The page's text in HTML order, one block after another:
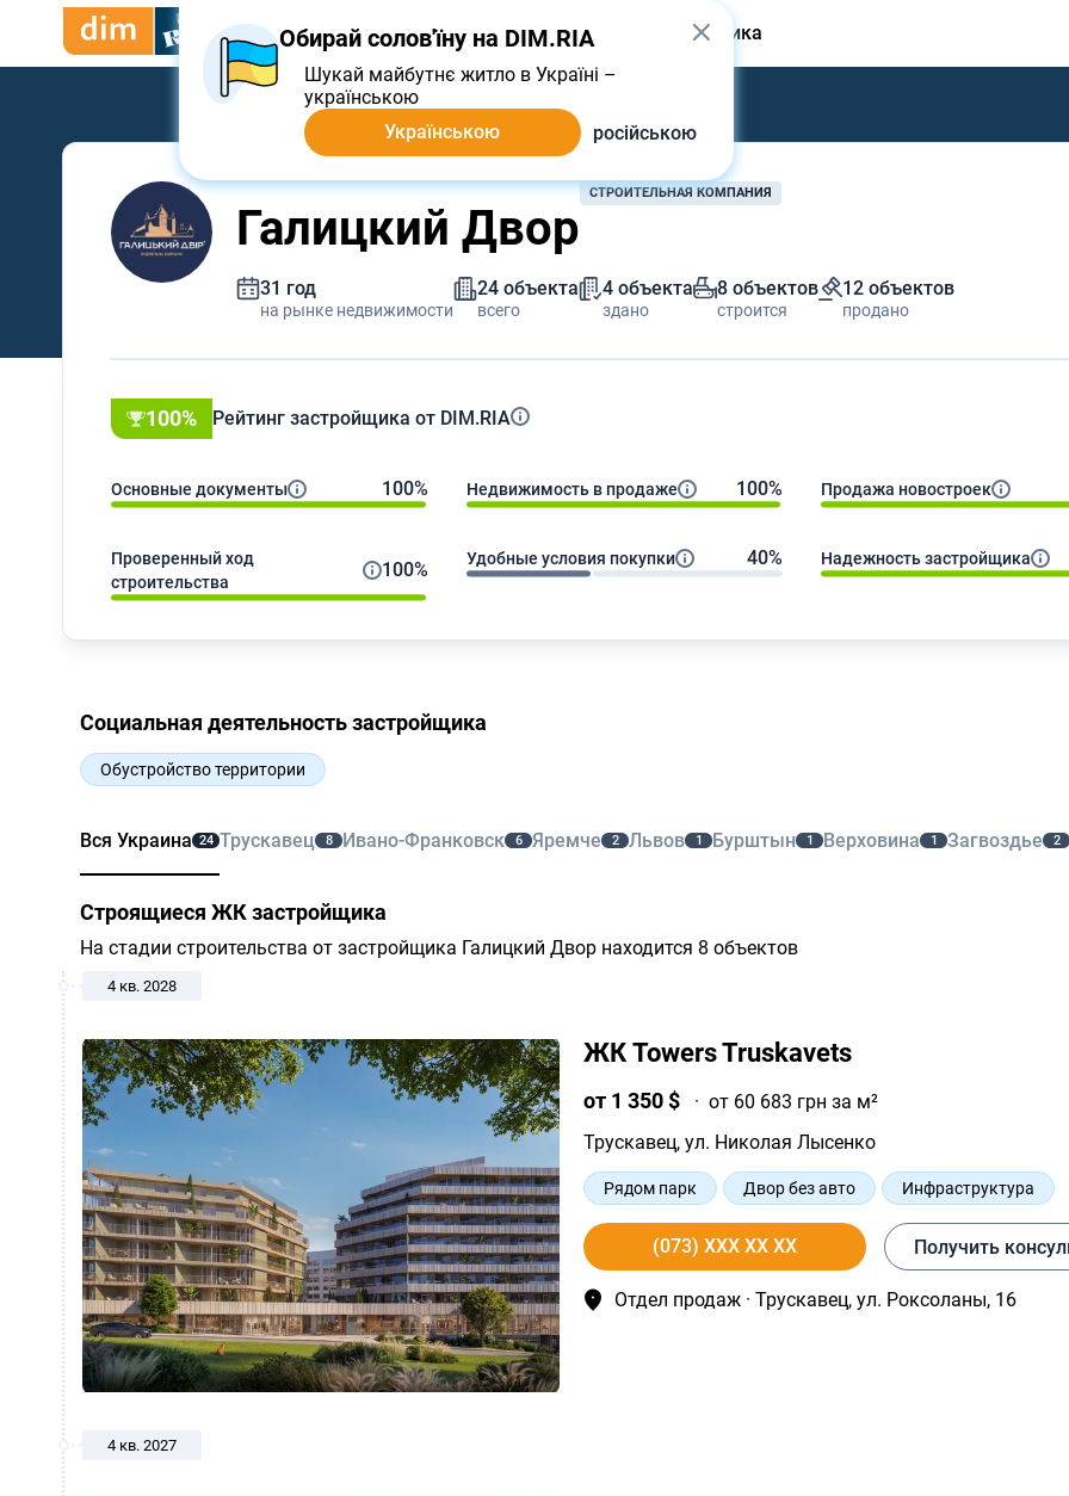
Купить Арендовать Продать От застройщика
Галицкий Двор
СТРОИТЕЛЬНАЯ КОМПАНИЯ
31 год
на рынке недвижимости
24 объекта
всего
4 объекта
здано
8 объектов
строится
12 объектов
продано
100% Рейтинг застройщика от DIM.RIA
Основные документы 100% Недвижимость в продаже 100% Продажа новостроек
Проверенный ход
строительства
100% Удобные условия покупки 40% Надежность застройщика
Социальная деятельность застройщика
Обустройство территории
Вся Украина 24 Трускавец 8 Ивано-Франковск 6 Яремчe 2 Львов 1 Бурштын 1 Верховина 1 Загвоздье 2
Строящиеся ЖК застройщика
На стадии строительства от застройщика Галицкий Двор находится 8 объектов
4 кв. 2028
ЖК Towers Truskavets
от 1 350 $ · от 60 683 грн за м²
Трускавец, ул. Николая Лысенко
Рядом парк Двор без авто
Инфраструктура
Современные планировки
Рядом горнолыжный
(073) XXX XX XX Получить
Отдел продаж · Трускавец, ул. Роксоланы, 16
4 кв. 2027
Обирай солов'їну на DIM.RIA
Шукай майбутнє житло в Україні –
українською
Українською
російською